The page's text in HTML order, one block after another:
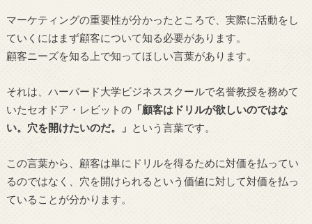
マーケティングの重要性が分かったところで、実際に活動をし
ていくにはまず顧客について知る必要があります。
顧客ニーズを知る上で知ってほしい言葉があります。
それは、ハーバード大学ビジネススクールで名誉教授を務めて
いたセオドア・レビットの「顧客はドリルが欲しいのではな
い。穴を開けたいのだ。」 という言葉です。
この言葉から、顧客は単にドリルを得るために対価を払ってい
るのではなく、穴を開けられるという価値に対して対価を払っ
ていることが分かります。